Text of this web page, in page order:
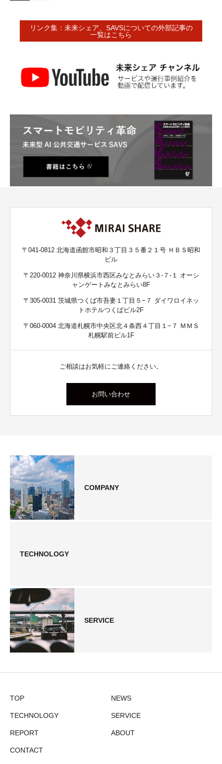
リンク集：未来シェア、SAVSについての外部記事の
一覧はこちら
〒041-0812 北海道函館市昭和３丁目３５番２１号 ＨＢＳ昭和
ビル
〒220-0012 神奈川県横浜市西区みなとみらい３-７-１ オーシ
ャンゲートみなとみらい8F
〒305-0031 茨城県つくば市吾妻１丁目５−７ ダイワロイネッ
トホテルつくばビル2F
〒060-0004 北海道札幌市中央区北４条西４丁目１−７ ＭＭＳ
札幌駅前ビル1F
ご相談はお気軽にご連絡ください。
お問い合わせ
COMPANY
TECHNOLOGY
SERVICE
TOP NEWS
TECHNOLOGY SERVICE
REPORT ABOUT
CONTACT